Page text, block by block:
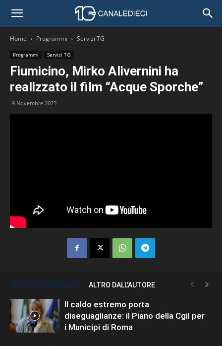
Home Programmi Servizi TG
Programmi Servizi TG
Fiumicino, Mirko Alivernini ha
realizzato il film “Acque Sporche”
9 Novembre 2023
ARTICOLI CORRELATI ALTRO DALL'AUTORE
Il caldo estremo porta
diseguaglianze: il Piano della Cgil per
i Municipi di Roma